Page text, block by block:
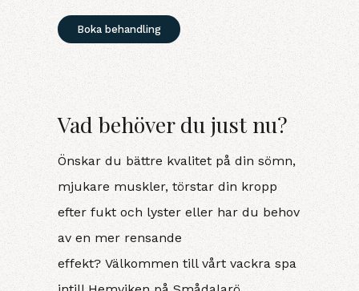
Boka behandling
Vad behöver du just nu?
Önskar du bättre kvalitet på din sömn,
mjukare muskler, törstar din kropp
efter fukt och lyster eller har du behov
av en mer rensande
effekt? Välkommen till vårt vackra spa